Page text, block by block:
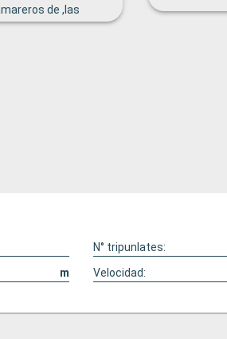
de ,las
Polo , por su
N° tripunlates:
m Velocidad: